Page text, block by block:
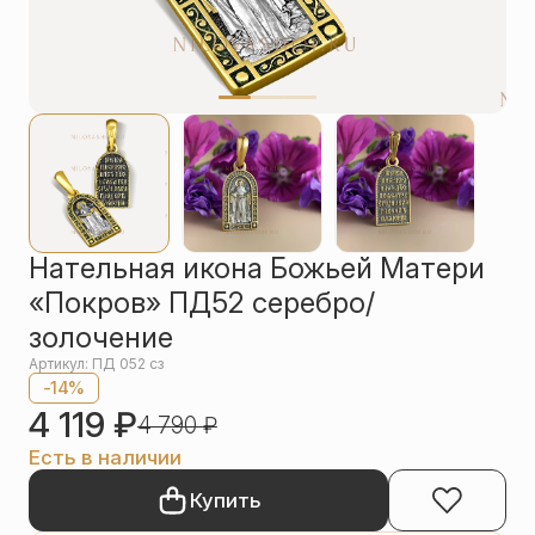
Цепи
Шнурки на
шею
Другое
Нательная икона Божьей Матери
«Покров» ПД52 серебро/
золочение
Артикул: ПД 052 сз
-14%
4 119 ₽4 790₽
Есть в наличии
Купить